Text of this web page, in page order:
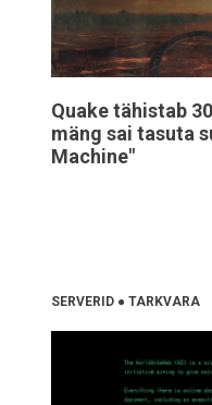
Quake tähistab
mäng sai tasuta
Machine"
SERVERID ● TARKVARA